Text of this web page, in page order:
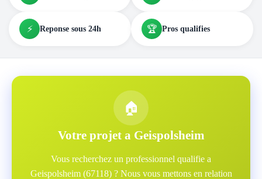
⚡ Reponse sous 24h 🏆 Pros qualifies
🏠
Votre projet a Geispolsheim
Vous recherchez un professionnel qualifie a
Geispolsheim (67118) ? Nous vous mettons en relation